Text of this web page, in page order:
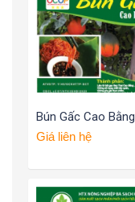
Bún Gấc Cao Bằng
Giá liên hệ